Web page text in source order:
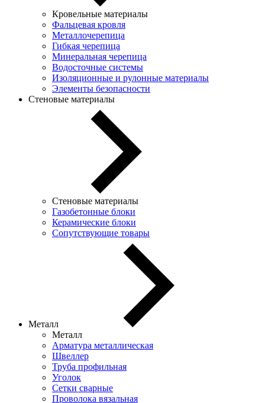
Кровельные материалы
Фальцевая кровля
Металлочерепица
Гибкая черепица
Минеральная черепица
Водосточные системы
Изоляционные и рулонные материалы
Элементы безопасности
Стеновые материалы
Стеновые материалы
Газобетонные блоки
Керамические блоки
Сопутствующие товары
Металл
Металл
Арматура металлическая
Швеллер
Труба профильная
Уголок
Сетки сварные
Проволока вязальная